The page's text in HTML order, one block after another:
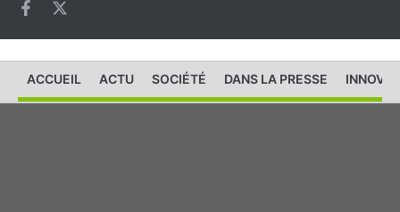
ACCUEIL ACTU SOCIÉTÉ DANS LA PRESSE